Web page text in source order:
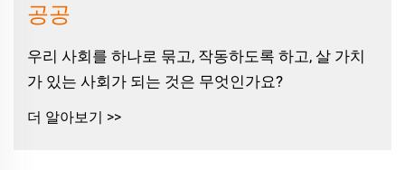
공공
우리 사회를 하나로 묶고, 작동하도록 하고, 살 가치
가 있는 사회가 되는 것은 무엇인가요?
더 알아보기 >>